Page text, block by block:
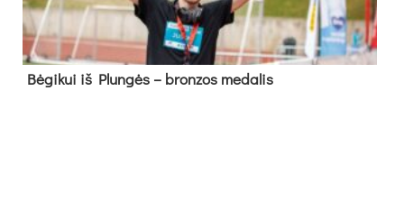
Bė­gi­kui iš Plun­gės – bron­zos me­da­lis